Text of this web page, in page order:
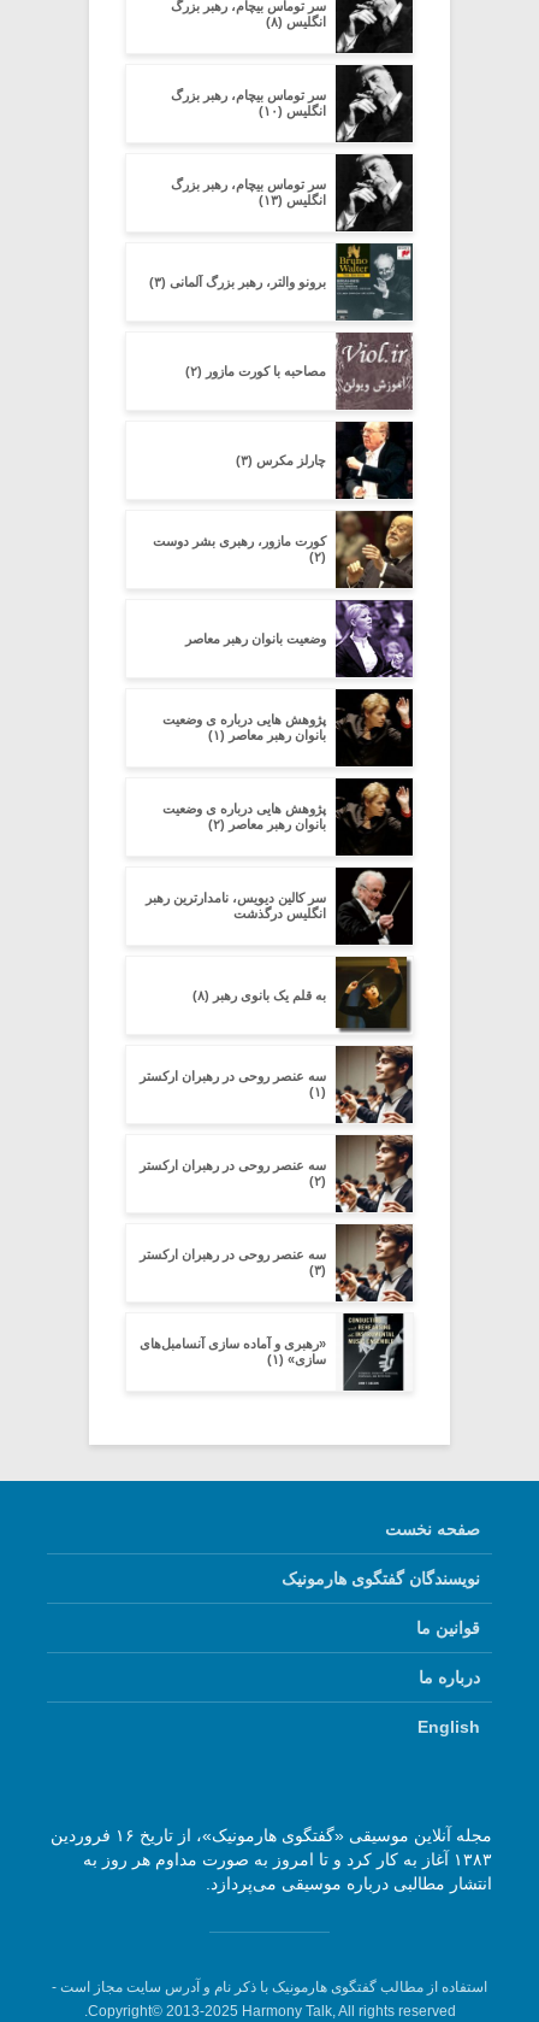
سر توماس بیچام، رهبر بزرگ
انگلیس (۸)
سر توماس بیچام، رهبر بزرگ
انگلیس (۱۰)
سر توماس بیچام، رهبر بزرگ
انگلیس (۱۳)
برونو والتر، رهبر بزرگ آلمانی (۳)
مصاحبه با کورت مازور (۲)
چارلز مکرس (۳)
کورت مازور، رهبری بشر دوست
(۲)
وضعیت بانوان رهبر معاصر
پژوهش هایی درباره ی وضعیت
بانوان رهبر معاصر (۱)
پژوهش هایی درباره ی وضعیت
بانوان رهبر معاصر (۲)
سر کالین دیویس، نامدارترین رهبر
انگلیس درگذشت
به قلم یک بانوی رهبر (۸)
سه عنصر روحی در رهبران ارکستر
(۱)
سه عنصر روحی در رهبران ارکستر
(۲)
سه عنصر روحی در رهبران ارکستر
(۳)
«رهبری و آماده سازی آنسامبل‌های
سازی» (۱)
صفحه نخست
نویسندگان گفتگوی هارمونیک
قوانین ما
درباره ما
English
مجله آنلاین موسیقی «گفتگوی هارمونیک»، از تاریخ ۱۶ فروردین
۱۳۸۳ آغاز به کار کرد و تا امروز به صورت مداوم هر روز به
انتشار مطالبی درباره موسیقی می‌پردازد.
استفاده از مطالب گفتگوی هارمونیک با ذکر نام و آدرس سایت مجاز است -
Copyright© 2013-2025 Harmony Talk, All rights reserved.